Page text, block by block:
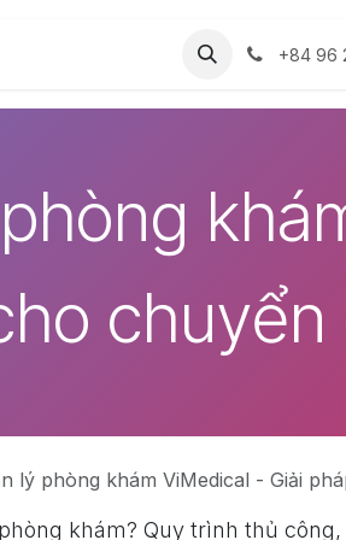
Thư viện ảnh Tài
+84 96
phòng khám ViMedical - Giải pháp tối ưu
khám? Quy trình thủ